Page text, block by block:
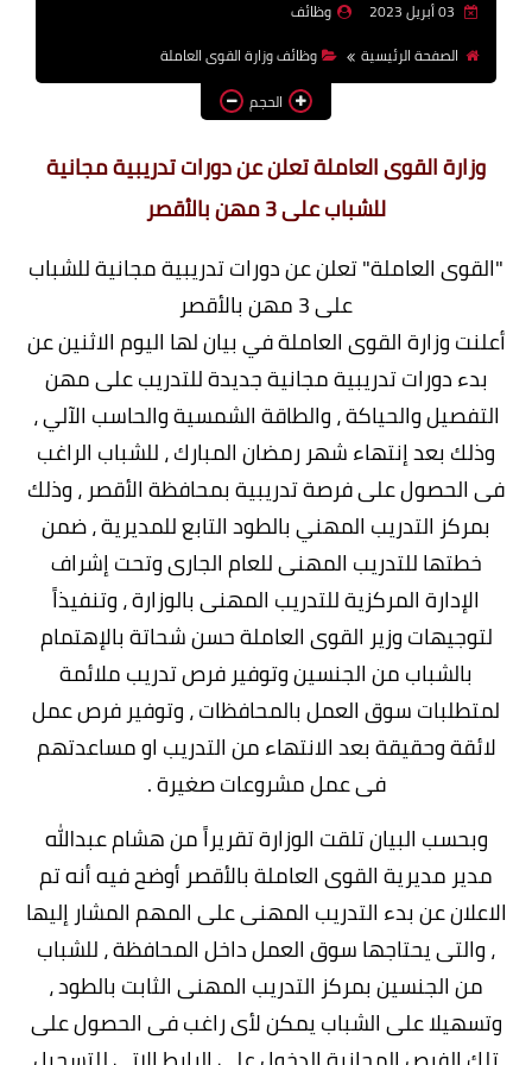
بالجامعات والمعاهد
اخبار
وظائف
الصفحة الرئيسية
وظائف وزارة القوى العاملة
الحجم
وزارة القوى العاملة تعلن عن دورات تدريبية مجانية
للشباب على 3 مهن بالأقصر
"القوى العاملة" تعلن عن دورات تدريبية مجانية للشباب
على 3 مهن بالأقصر
أعلنت وزارة القوى العاملة في بيان لها اليوم الاثنين عن
بدء دورات تدريبية مجانية جديدة للتدريب على مهن
التفصيل والحياكة ، والطاقة الشمسية والحاسب الآلي ،
وذلك بعد إنتهاء شهر رمضان المبارك ، للشباب الراغب
فى الحصول على فرصة تدريبية بمحافظة الأقصر ، وذلك
بمركز التدريب المهني بالطود التابع للمديرية ، ضمن
خطتها للتدريب المهنى للعام الجارى وتحت إشراف
الإدارة المركزية للتدريب المهنى بالوزارة ، وتنفيذاً
لتوجيهات وزير القوى العاملة حسن شحاتة بالإهتمام
بالشباب من الجنسين وتوفير فرص تدريب ملائمة
لمتطلبات سوق العمل بالمحافظات ، وتوفير فرص عمل
لائقة وحقيقة بعد الانتهاء من التدريب او مساعدتهم
فى عمل مشروعات صغيرة .
وبحسب البيان تلقت الوزارة تقريراً من هشام عبدالله
مدير مديرية القوى العاملة بالأقصر أوضح فيه أنه تم
الاعلان عن بدء التدريب المهنى على المهم المشار إليها
، والتى يحتاجها سوق العمل داخل المحافظة ، للشباب
من الجنسين بمركز التدريب المهنى الثابت بالطود ،
وتسهيلا على الشباب يمكن لأى راغب فى الحصول على